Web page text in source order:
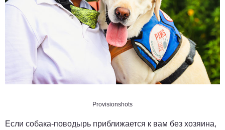
Provisionshots
Если собака-поводырь приближается к вам без хозяина,